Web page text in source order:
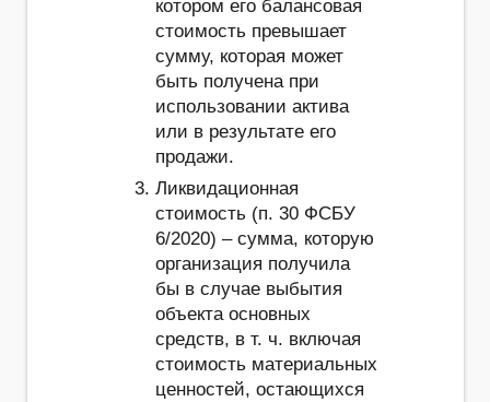
котором его балансовая
стоимость превышает
сумму, которая может
быть получена при
использовании актива
или в результате его
продажи.
Ликвидационная
стоимость (п. 30 ФСБУ
6/2020) – сумма, которую
организация получила
бы в случае выбытия
объекта основных
средств, в т. ч. включая
стоимость материальных
ценностей, остающихся